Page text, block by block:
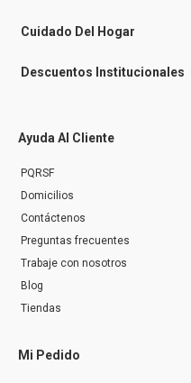
r
Cuidado Del Hogar
Descuentos Institucionales
Ayuda Al Cliente
PQRSF
Domicilios
Contáctenos
Preguntas frecuentes
Trabaje con nosotros
Blog
Tiendas
Mi Pedido